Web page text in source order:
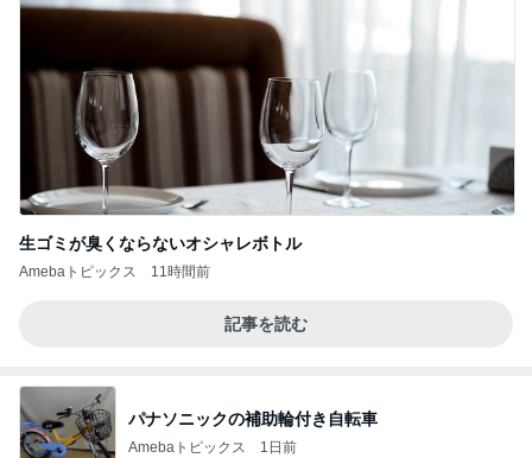
生ゴミが臭くならないオシャレボトル
Amebaトピックス 11時間前
記事を読む
パナソニックの補助輪付き自転車
Amebaトピックス 1日前